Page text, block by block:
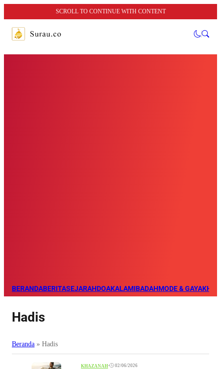
SCROLL TO CONTINUE WITH CONTENT
BERANDABERITASEJARAHDOAKALAMIBADAHMODE & GAYA
Hadis
Beranda » Hadis
KHAZANAH• 02/06/2026